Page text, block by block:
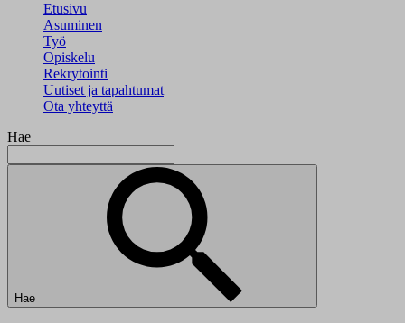
Etusivu
Asuminen
Työ
Opiskelu
Rekrytointi
Uutiset ja tapahtumat
Ota yhteyttä
Hae
Hae